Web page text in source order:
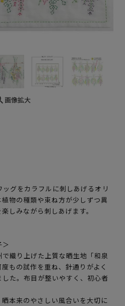
画像拡大
グをカラフルに刺しあげるオリ
物の種類や束ね方が少しずつ異
しみながら刺しあげます。
織り上げた上質な晒生地「和泉
もの試作を重ね、針通りがよく
た。布目が整いやすく、初心者
本来のやさしい風合いを大切に